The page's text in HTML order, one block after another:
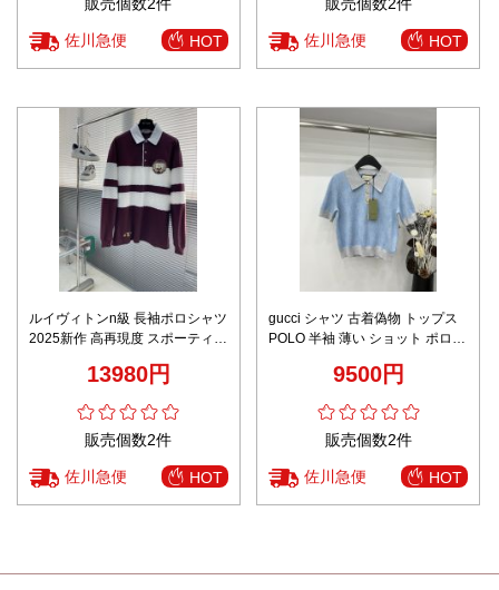
佐川急便 HOT 佐川急便 HOT
ルイヴィトンn級 長袖ポロシャツ
2025新作 高再現度 スポーティ上
13980円
販売個数2件
佐川急便 HOT
gucci シャツ 古着偽物 トップス
POLO 半袖 薄い ショット ポロシ
9500円
販売個数2件
佐川急便 HOT